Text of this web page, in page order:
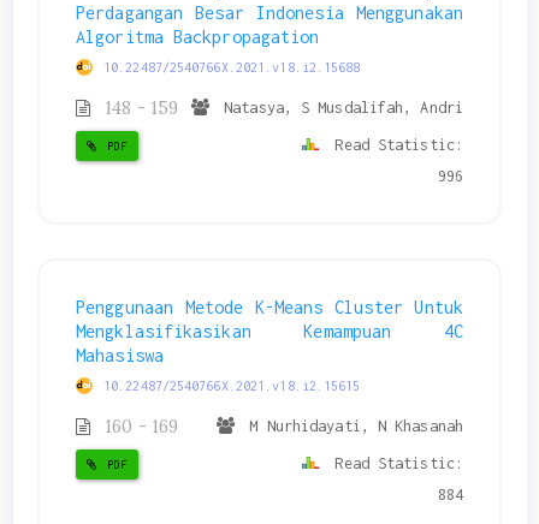
Perdagangan Besar Indonesia Menggunakan
Algoritma Backpropagation
10.22487/2540766X.2021.v18.i2.15688
148 - 159 Natasya, S Musdalifah, Andri
PDF
Read Statistic:
996
Penggunaan Metode K-Means Cluster Untuk
Mengklasifikasikan Kemampuan 4C
Mahasiswa
10.22487/2540766X.2021.v18.i2.15615
160 - 169 M Nurhidayati, N Khasanah
PDF
Read Statistic:
884